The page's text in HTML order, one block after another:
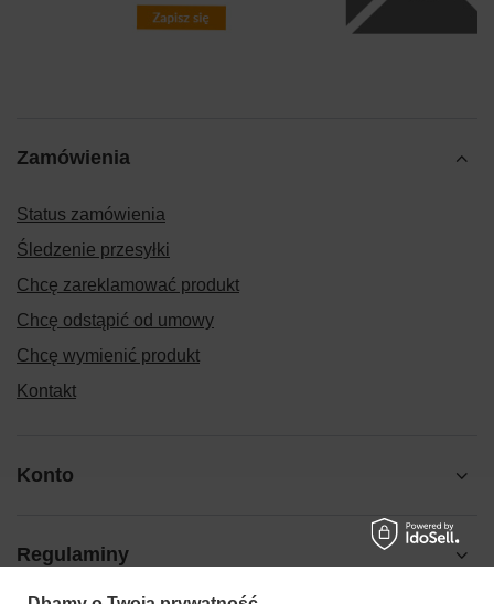
Zamówienia
Status zamówienia
Śledzenie przesyłki
Chcę zareklamować produkt
Chcę odstąpić od umowy
Chcę wymienić produkt
Kontakt
Konto
Regulaminy